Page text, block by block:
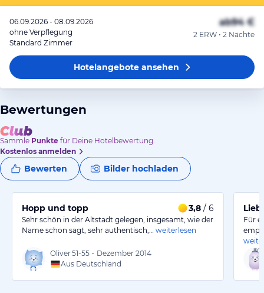
06.09.2026 - 08.09.2026
ohne Verpflegung
Standard Zimmer
ab94 €
2 ERW • 2 Nächte
Hotelangeboteansehen
Bewertungen
Sammle Punkte für Deine Hotelbewertung.
Kostenlos anmelden
Bewerten Bilder hochladen
Hopp und topp 3,8 / 6
Sehr schön in der Altstadt gelegen, insgesamt, wie der
Name schon sagt, sehr authentisch,…
weiterlesen
Oliver51-55 • Dezember 2014
Aus Deutschland
Für